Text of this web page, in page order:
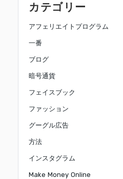
カテゴリー
アフェリエイトプログラム
一番
ブログ
暗号通貨
フェイスブック
ファッション
グーグル広告
方法
インスタグラム
Make Money Online